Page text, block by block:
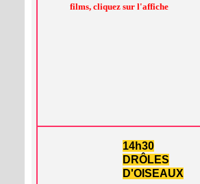
films, cliquez sur l'affiche
14h30
DRÔLES
D'OISEAUX